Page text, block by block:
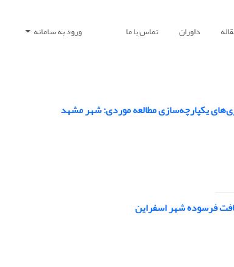
داوران تماس با ما ورود به سامانه
یکپارچه‌سازی مطالعه موردی: شهر مشهد
فرسوده شهر اسفراین